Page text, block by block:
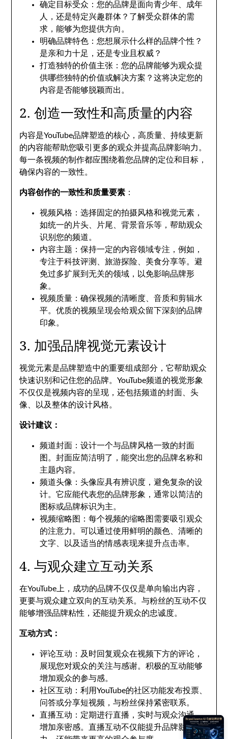
确定目标受众：您的品牌是面向青少年、成年
人，还是特定兴趣群体？了解受众群体的需
求，能够为您提供方向。
明确品牌特色：您想展示什么样的品牌个性？
是亲和力十足，还是专业且权威？
打造独特的价值主张：您的品牌能够为观众提
供哪些独特的价值或解决方案？这将决定您的
内容是否能够脱颖而出。
2. 创造一致性和高质量的内容
内容是YouTube品牌塑造的核心，高质量、持续更新
的内容能帮助您吸引更多的观众并提高品牌影响力。
每一条视频的制作都应围绕着您品牌的定位和目标，
确保内容的一致性。
内容创作的一致性和质量要素 ：
视频风格：选择固定的拍摄风格和视觉元素，
如统一的片头、片尾、背景音乐等，帮助观众
识别您的频道。
内容主题：保持一定的内容领域专注，例如，
专注于科技评测、旅游探险、美食分享等。避
免过多扩展到无关的领域，以免影响品牌形
象。
视频质量：确保视频的清晰度、音质和剪辑水
平。优质的视频呈现会给观众留下深刻的品牌
印象。
3. 加强品牌视觉元素设计
视觉元素是品牌塑造中的重要组成部分，它帮助观众
快速识别和记住您的品牌。YouTube频道的视觉形象
不仅仅是视频内容的呈现，还包括频道的封面、头
像、以及整体的设计风格。
设计建议：
频道封面：设计一个与品牌风格一致的封面
图。封面应简洁明了，能突出您的品牌名称和
主题内容。
频道头像：头像应具有辨识度，避免复杂的设
计。它应能代表您的品牌形象，通常以简洁的
图标或品牌标识为主。
视频缩略图：每个视频的缩略图需要吸引观众
的注意力。可以通过使用鲜明的颜色、清晰的
文字、以及适当的情感表现来提升点击率。
4. 与观众建立互动关系
在YouTube上，成功的品牌不仅仅是单向输出内容，
更要与观众建立双向的互动关系。与粉丝的互动不仅
能够增强品牌粘性，还能提升观众的忠诚度。
互动方式：
评论互动：及时回复观众在视频下方的评论，
展现您对观众的关注与感谢。积极的互动能够
增加观众的参与感。
社区互动：利用YouTube的社区功能发布投票、
问答或分享短视频，与粉丝保持紧密联系。
直播互动：定期进行直播，实时与观众沟通，
增加亲密感。直播互动不仅能提升品牌影响